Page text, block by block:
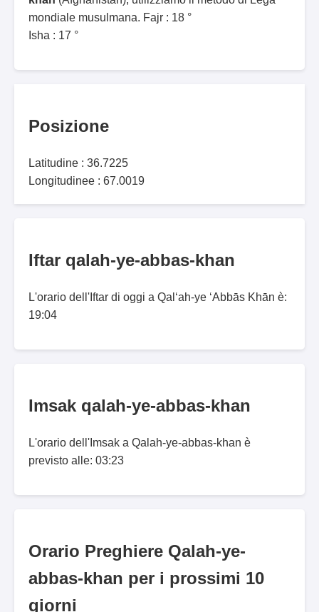
mondiale musulmana. Fajr : 18 °
Isha : 17 °
Posizione
Latitudine : 36.7225
Longitudinee : 67.0019
Iftar qalah-ye-abbas-khan
L'orario dell'Iftar di oggi a Qal‘ah-ye ‘Abbās Khān è:
19:04
Imsak qalah-ye-abbas-khan
L'orario dell'Imsak a Qalah-ye-abbas-khan è
previsto alle: 03:23
Orario Preghiere Qalah-ye-
abbas-khan per i prossimi 10
giorni